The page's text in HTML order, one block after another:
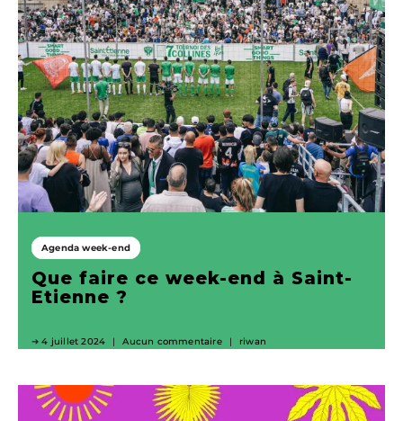
Agenda week-end
Que faire ce week-end à Saint-
Etienne ?
4 juillet 2024 Aucun commentaire riwan